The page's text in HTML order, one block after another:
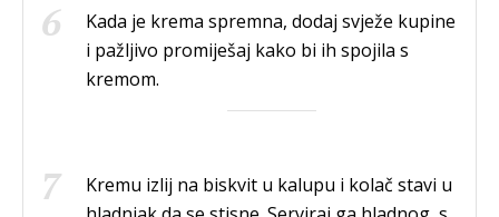
Kada je krema spremna, dodaj svježe kupine
i pažljivo promiješaj kako bi ih spojila s
kremom.
Kremu izlij na biskvit u kalupu i kolač stavi u